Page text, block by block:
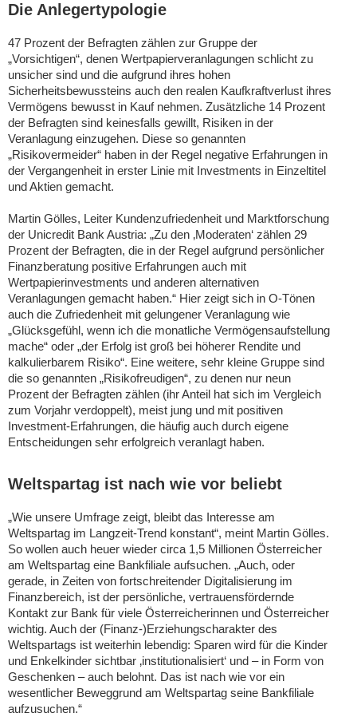
Die Anlegertypologie
47 Prozent der Befragten zählen zur Gruppe der
„Vorsichtigen“, denen Wertpapierveranlagungen schlicht zu
unsicher sind und die aufgrund ihres hohen
Sicherheitsbewussteins auch den realen Kaufkraftverlust ihres
Vermögens bewusst in Kauf nehmen. Zusätzliche 14 Prozent
der Befragten sind keinesfalls gewillt, Risiken in der
Veranlagung einzugehen. Diese so genannten
„Risikovermeider“ haben in der Regel negative Erfahrungen in
der Vergangenheit in erster Linie mit Investments in Einzeltitel
und Aktien gemacht.
Martin Gölles, Leiter Kundenzufriedenheit und Marktforschung
der Unicredit Bank Austria: „Zu den ‚Moderaten‘ zählen 29
Prozent der Befragten, die in der Regel aufgrund persönlicher
Finanzberatung positive Erfahrungen auch mit
Wertpapierinvestments und anderen alternativen
Veranlagungen gemacht haben.“ Hier zeigt sich in O-Tönen
auch die Zufriedenheit mit gelungener Veranlagung wie
„Glücksgefühl, wenn ich die monatliche Vermögensaufstellung
mache“ oder „der Erfolg ist groß bei höherer Rendite und
kalkulierbarem Risiko“. Eine weitere, sehr kleine Gruppe sind
die so genannten „Risikofreudigen“, zu denen nur neun
Prozent der Befragten zählen (ihr Anteil hat sich im Vergleich
zum Vorjahr verdoppelt), meist jung und mit positiven
Investment-Erfahrungen, die häufig auch durch eigene
Entscheidungen sehr erfolgreich veranlagt haben.
Weltspartag ist nach wie vor beliebt
„Wie unsere Umfrage zeigt, bleibt das Interesse am
Weltspartag im Langzeit-Trend konstant“, meint Martin Gölles.
So wollen auch heuer wieder circa 1,5 Millionen Österreicher
am Weltspartag eine Bankfiliale aufsuchen. „Auch, oder
gerade, in Zeiten von fortschreitender Digitalisierung im
Finanzbereich, ist der persönliche, vertrauensfördernde
Kontakt zur Bank für viele Österreicherinnen und Österreicher
wichtig. Auch der (Finanz-)Erziehungscharakter des
Weltspartags ist weiterhin lebendig: Sparen wird für die Kinder
und Enkelkinder sichtbar ‚institutionalisiert‘ und – in Form von
Geschenken – auch belohnt. Das ist nach wie vor ein
wesentlicher Beweggrund am Weltspartag seine Bankfiliale
aufzusuchen.“